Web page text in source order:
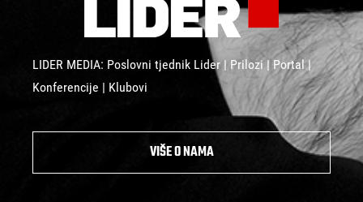
LIDER MEDIA: Poslovni tjednik Lider | Prilozi | Portal |
Konferencije | Klubovi
VIŠE O NAMA